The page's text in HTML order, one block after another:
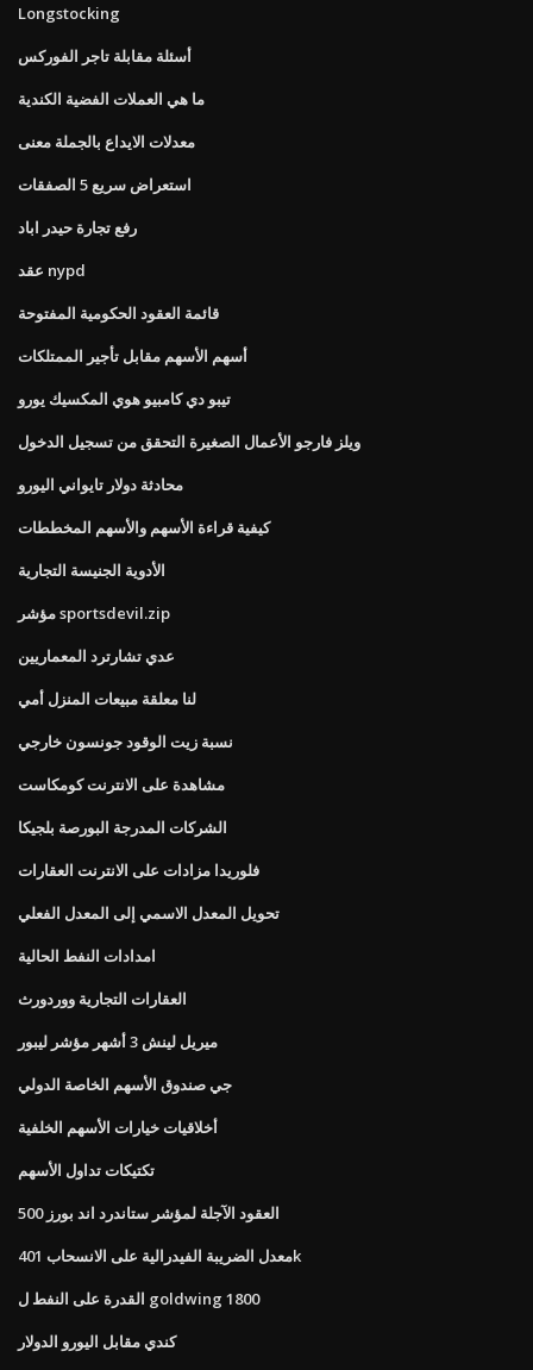
Longstocking
أسئلة مقابلة تاجر الفوركس
ما هي العملات الفضية الكندية
معدلات الايداع بالجملة معنى
استعراض سريع 5 الصفقات
رفع تجارة حيدر اباد
عقد nypd
قائمة العقود الحكومية المفتوحة
أسهم الأسهم مقابل تأجير الممتلكات
تيبو دي كامبيو هوي المكسيك يورو
ويلز فارجو الأعمال الصغيرة التحقق من تسجيل الدخول
محادثة دولار تايواني اليورو
كيفية قراءة الأسهم والأسهم المخططات
الأدوية الجنيسة التجارية
مؤشر sportsdevil.zip
عدي تشارترد المعماريين
لنا معلقة مبيعات المنزل أمي
نسبة زيت الوقود جونسون خارجي
مشاهدة على الانترنت كومكاست
الشركات المدرجة البورصة بلجيكا
فلوريدا مزادات على الانترنت العقارات
تحويل المعدل الاسمي إلى المعدل الفعلي
امدادات النفط الحالية
العقارات التجارية ووردورث
ميريل لينش 3 أشهر مؤشر ليبور
جي صندوق الأسهم الخاصة الدولي
أخلاقيات خيارات الأسهم الخلفية
تكتيكات تداول الأسهم
العقود الآجلة لمؤشر ستاندرد اند بورز 500
معدل الضريبة الفيدرالية على الانسحاب 401k
القدرة على النفط ل goldwing 1800
كندي مقابل اليورو الدولار